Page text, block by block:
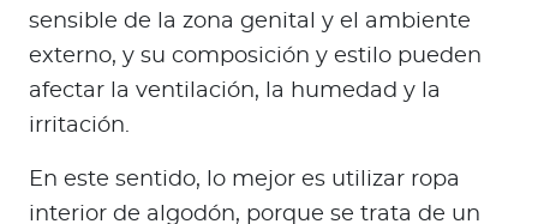
sensible de la zona genital y el ambiente
externo, y su composición y estilo pueden
afectar la ventilación, la humedad y la
irritación.
En este sentido, lo mejor es utilizar ropa
interior de algodón, porque se trata de un